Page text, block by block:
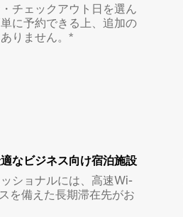
チェックアウト日を選ん
に予約できる上、追加の
りません。*
なビ⁠ジ⁠ネ⁠ス⁠向⁠け宿⁠泊⁠施⁠設
ショナルには、高速Wi-
を備えた長期滞在先がお